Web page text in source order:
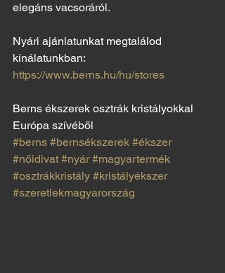
elegáns vacsoráról.
Nyári ajánlatunkat megtalálod
kínálatunkban:
https://www.berns.hu/hu/stores
Berns ékszerek osztrák kristályokkal
Európa szívéből
#berns #bernsékszerek #ékszer
#nőidivat #nyár #magyartermék
#osztrákkristály #kristályékszer
#szeretlekmagyarország